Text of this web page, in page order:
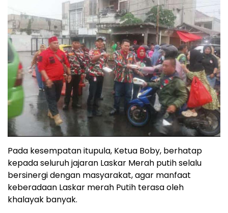
Pada kesempatan itupula, Ketua Boby, berhatap
kepada seluruh jajaran Laskar Merah putih selalu
bersinergi dengan masyarakat, agar manfaat
keberadaan Laskar merah Putih terasa oleh
khalayak banyak.